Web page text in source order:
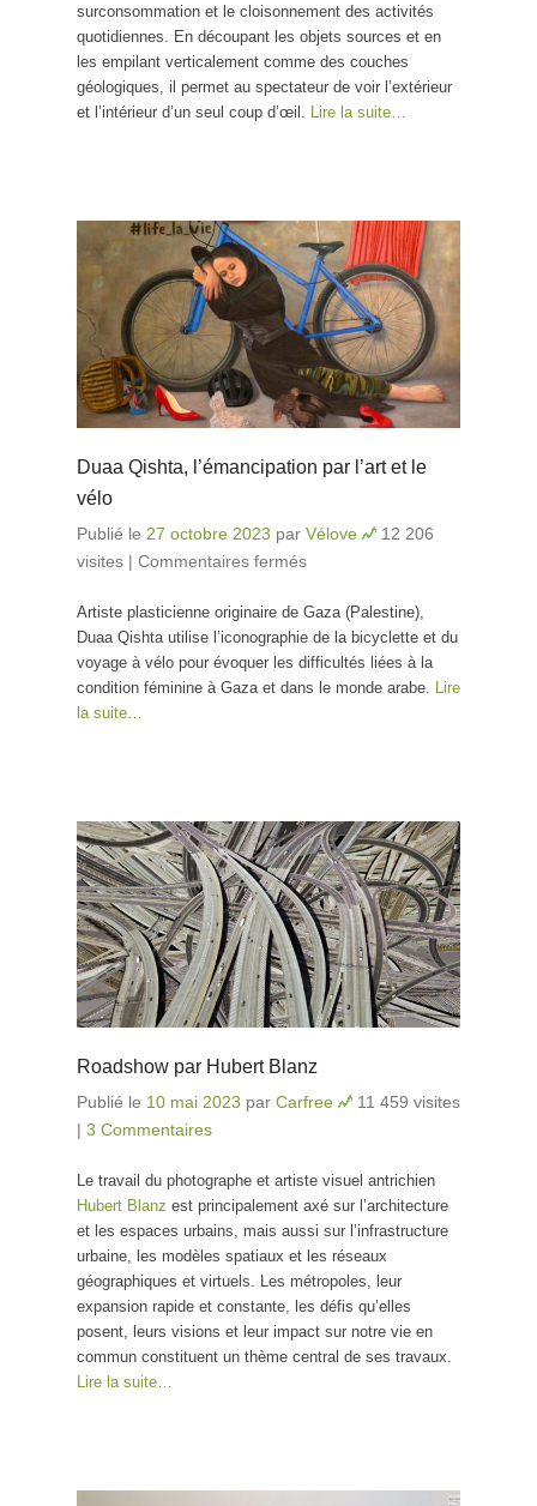
surconsommation et le cloisonnement des activités
quotidiennes. En découpant les objets sources et en
les empilant verticalement comme des couches
géologiques, il permet au spectateur de voir l’extérieur
et l’intérieur d’un seul coup d’œil.
Lire la suite…
Duaa Qishta, l’émancipation par l’art et le
vélo
Publié le 27 octobre 2023 par Vélove
12 206
visites | Commentaires fermés
et le vélo
Artiste plasticienne originaire de Gaza (Palestine),
Duaa Qishta utilise l’iconographie de la bicyclette et du
voyage à vélo pour évoquer les difficultés liées à la
condition féminine à Gaza et dans le monde arabe. Lire
la suite…
Roadshow par Hubert Blanz
Publié le 10 mai 2023 par Carfree
11 459 visites
| 3 Commentaires
Le travail du photographe et artiste visuel antrichien
Hubert Blanz est principalement axé sur l’architecture
et les espaces urbains, mais aussi sur l’infrastructure
urbaine, les modèles spatiaux et les réseaux
géographiques et virtuels. Les métropoles, leur
expansion rapide et constante, les défis qu’elles
posent, leurs visions et leur impact sur notre vie en
commun constituent un thème central de ses travaux.
Lire la suite…